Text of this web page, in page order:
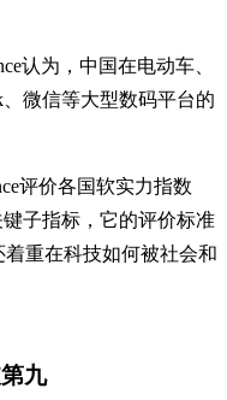
认为，中国在电动车、
微信等大型数码平台的
评价各国软实力指数
键子指标，它的评价标准
重在科技如何被社会和
九